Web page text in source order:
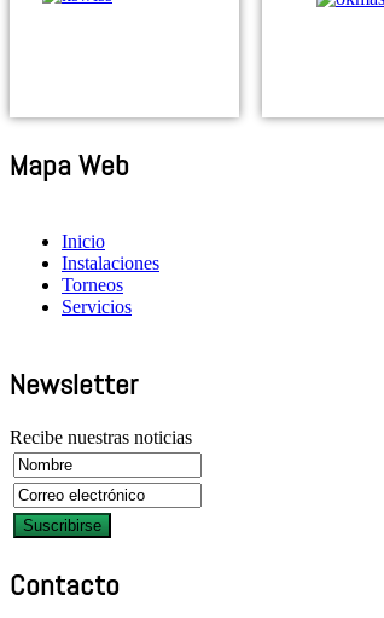
Mapa Web
Inicio
Instalaciones
Torneos
Servicios
Newsletter
Recibe nuestras noticias
Contacto